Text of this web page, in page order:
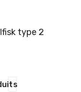
type 2